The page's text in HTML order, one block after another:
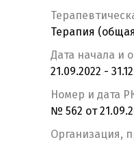
Терапия
Дата начала и
21.09.2022 -
Номер и дата
№ 562 от
Организация,